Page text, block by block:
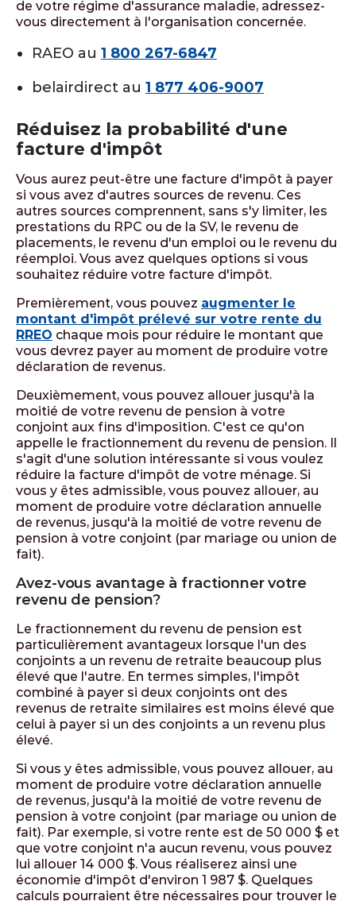
de votre régime d'assurance maladie, adressez-
vous directement à l'organisation concernée.
RAEO au 1 800 267-6847
belairdirect au 1 877 406-9007
Réduisez la probabilité d'une
facture d'impôt
Vous aurez peut-être une facture d'impôt à payer
si vous avez d'autres sources de revenu. Ces
autres sources comprennent, sans s'y limiter, les
prestations du RPC ou de la SV, le revenu de
placements, le revenu d'un emploi ou le revenu du
réemploi. Vous avez quelques options si vous
souhaitez réduire votre facture d'impôt.
Premièrement, vous pouvez augmenter le
montant d'impôt prélevé sur votre rente du
RREO chaque mois pour réduire le montant que
vous devrez payer au moment de produire votre
déclaration de revenus.
Deuxièmement, vous pouvez allouer jusqu'à la
moitié de votre revenu de pension à votre
conjoint aux fins d'imposition. C'est ce qu'on
appelle le fractionnement du revenu de pension. Il
s'agit d'une solution intéressante si vous voulez
réduire la facture d'impôt de votre ménage. Si
vous y êtes admissible, vous pouvez allouer, au
moment de produire votre déclaration annuelle
de revenus, jusqu'à la moitié de votre revenu de
pension à votre conjoint (par mariage ou union de
fait).
Avez-vous avantage à fractionner votre
revenu de pension?
Le fractionnement du revenu de pension est
particulièrement avantageux lorsque l'un des
conjoints a un revenu de retraite beaucoup plus
élevé que l'autre. En termes simples, l'impôt
combiné à payer si deux conjoints ont des
revenus de retraite similaires est moins élevé que
celui à payer si un des conjoints a un revenu plus
élevé.
Si vous y êtes admissible, vous pouvez allouer, au
moment de produire votre déclaration annuelle
de revenus, jusqu'à la moitié de votre revenu de
pension à votre conjoint (par mariage ou union de
fait). Par exemple, si votre rente est de 50 000 $ et
que votre conjoint n'a aucun revenu, vous pouvez
lui allouer 14 000 $. Vous réaliserez ainsi une
économie d'impôt d'environ 1 987 $. Quelques
calculs pourraient être nécessaires pour trouver le